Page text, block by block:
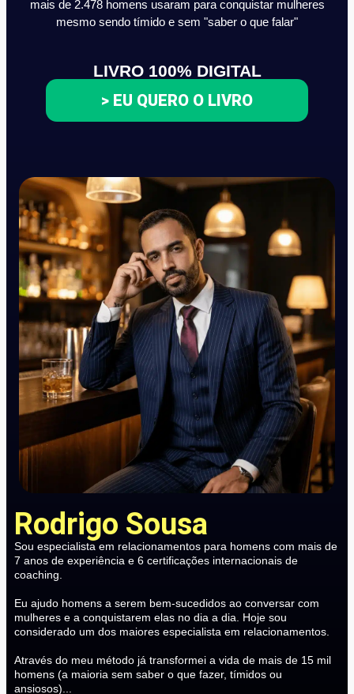
mais de 2.478 homens usaram para conquistar mulheres
mesmo sendo tímido e sem "saber o que falar"
LIVRO 100% DIGITAL
> EU QUERO O LIVRO
Rodrigo Sousa
Sou especialista em relacionamentos para homens com mais de
7 anos de experiência e 6 certificações internacionais de
coaching.
Eu ajudo homens a serem bem-sucedidos ao conversar com
mulheres e a conquistarem elas no dia a dia. Hoje sou
considerado um dos maiores especialista em relacionamentos.
Através do meu método já transformei a vida de mais de 15 mil
homens (a maioria sem saber o que fazer, tímidos ou
ansiosos)...